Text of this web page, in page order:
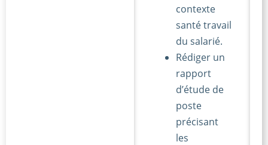
contexte
santé travail
du salarié.
Rédiger un
rapport
d’étude de
poste
précisant
les